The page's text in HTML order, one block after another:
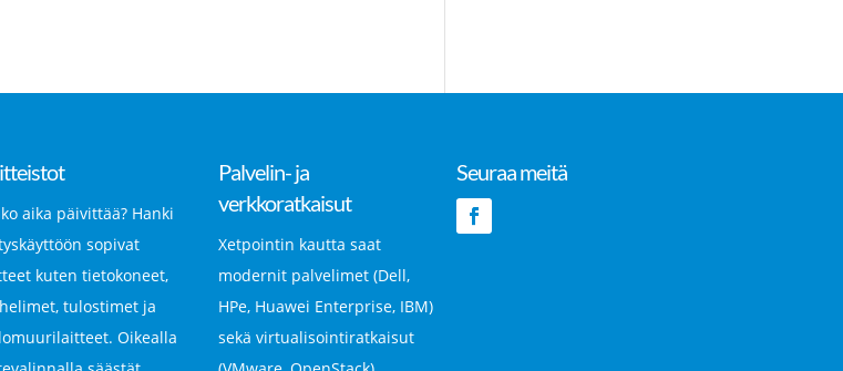
aika päivittää? Hanki
sopivat
kuten tietokoneet,
tulostimet ja
Oikealla
Palvelin- ja
verkkoratkaisut
Xetpointin kautta saat
modernit palvelimet (Dell,
HPe, Huawei Enterprise, IBM)
sekä virtualisointiratkaisut
Seuraa meitä